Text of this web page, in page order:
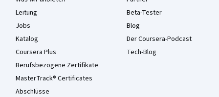
Leitung
Jobs
Katalog
Coursera Plus
Berufsbezogene Zertifikate
MasterTrack® Certificates
Abschlüsse
Beta-Tester
Blog
Der Coursera-Podcast
Tech-Blog